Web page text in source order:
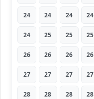
24 24 24 24
24 25 25 25
26 26 26 26
27 27 27 27
28 28 28 28